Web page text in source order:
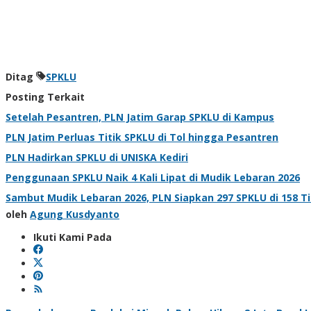
Ditag
SPKLU
Posting Terkait
Setelah Pesantren, PLN Jatim Garap SPKLU di Kampus
PLN Jatim Perluas Titik SPKLU di Tol hingga Pesantren
PLN Hadirkan SPKLU di UNISKA Kediri
Penggunaan SPKLU Naik 4 Kali Lipat di Mudik Lebaran 2026
Sambut Mudik Lebaran 2026, PLN Siapkan 297 SPKLU di 158
oleh Agung Kusdyanto
Ikuti Kami Pada